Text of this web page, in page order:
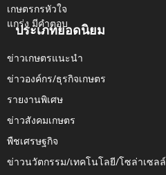
ประเภทยอดนิยม
ข่าวเกษตรแนะนำ
ข่าวองค์กร/ธุรกิจเกษตร
รายงานพิเศษ
ข่าวสังคมเกษตร
พืชเศรษฐกิจ
ข่าวนวัตกรรม/เทคโนโลยี/โซล่าเซลล์